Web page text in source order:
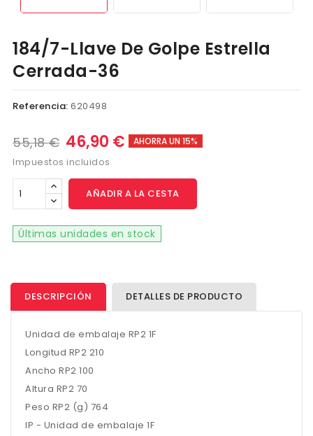
184/7-Llave De Golpe Estrella
Cerrada-36
Referencia: 620498
55,18 € 46,90 € AHORRA UN 15%
Impuestos incluidos
AÑADIR A LA CESTA
Últimas unidades en stock
DESCRIPCIÓN DETALLES DE PRODUCTO
Unidad de embalaje RP2 1F
Longitud RP2 210
Ancho RP2 100
Altura RP2 70
Peso RP2 (g) 764
IP - Unidad de embalaje 1F